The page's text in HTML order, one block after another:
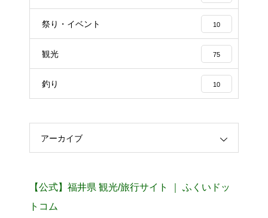
祭り・イベント 10
観光 75
釣り 10
アーカイブ
【公式】福井県 観光/旅行サイト ｜ ふくいドッ
トコム